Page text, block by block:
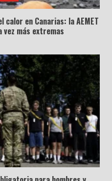
en Canarias: la AEMET
más extremas